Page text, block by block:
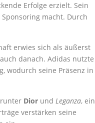
Erfolge erzielt. Sein
macht. Durch
erwies sich als äußerst
danach. Adidas nutzte
wodurch seine Präsenz in
Dior und Leganza, ein
verstärken seine